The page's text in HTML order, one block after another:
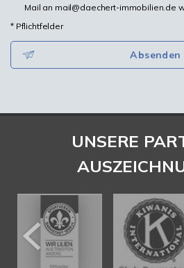
Mail an mail@daechert-immobilien.de
* Pflichtfelder
Absenden
UNSERE